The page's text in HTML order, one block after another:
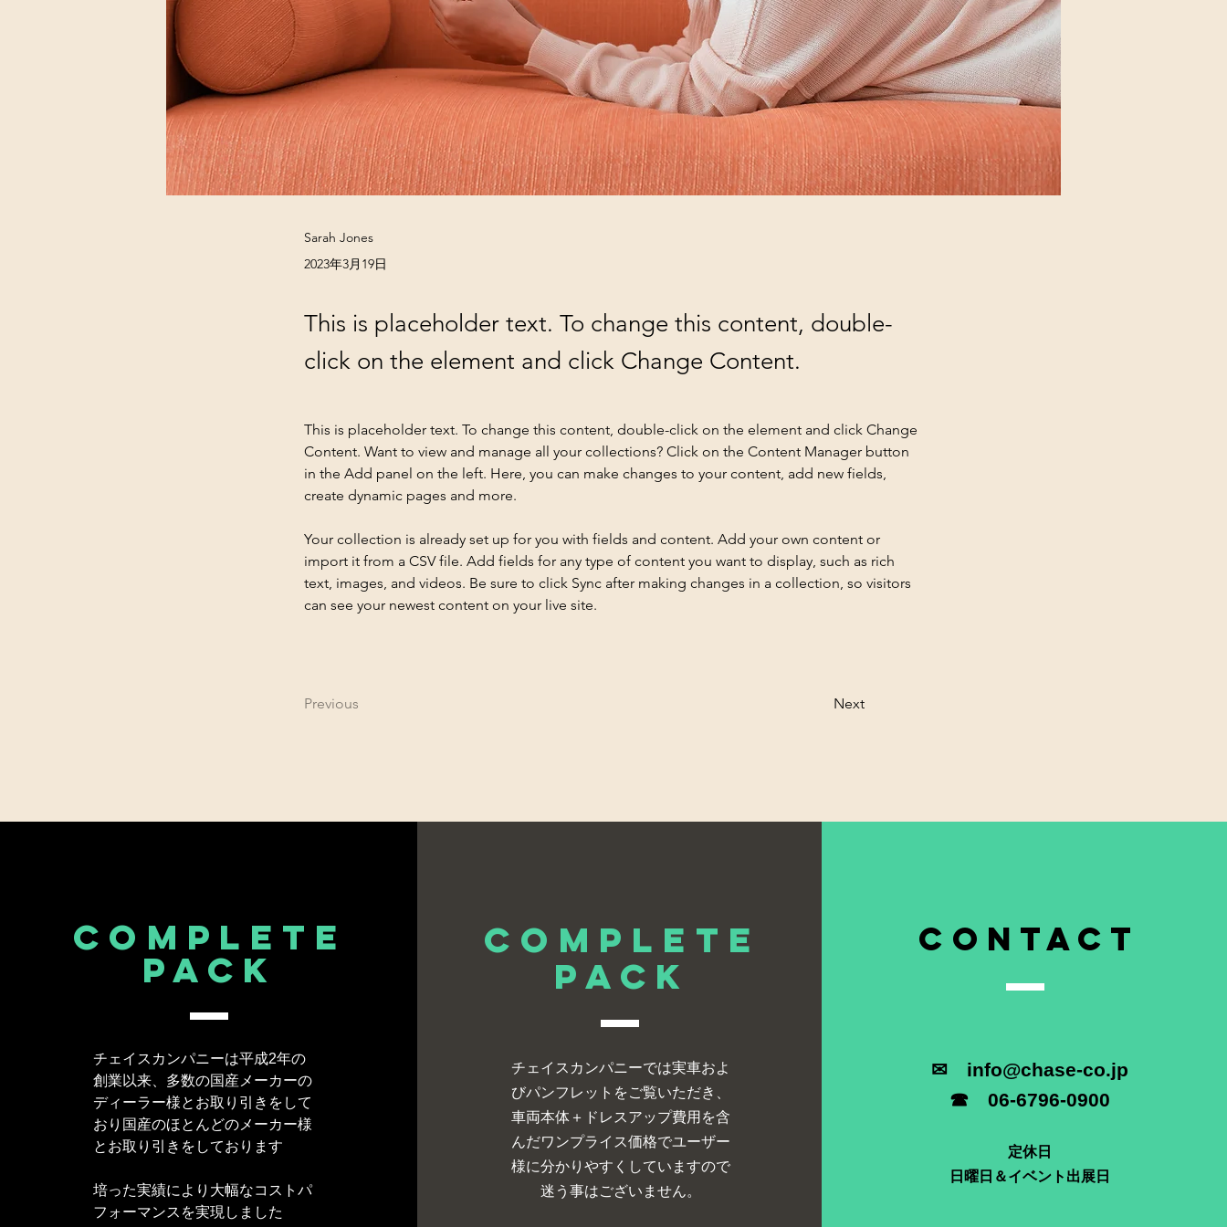
Sarah Jones
2023年3月19日
This is placeholder text. To change this content, double-
click on the element and click Change Content.
This is placeholder text. To change this content, double-click on the element and click Change
Content. Want to view and manage all your collections? Click on the Content Manager button
in the Add panel on the left. Here, you can make changes to your content, add new fields,
create dynamic pages and more.
Your collection is already set up for you with fields and content. Add your own content or
import it from a CSV file. Add fields for any type of content you want to display, such as rich
text, images, and videos. Be sure to click Sync after making changes in a collection, so visitors
can see your newest content on your live site.
Previous Next
complete
​PACK
チェイスカンパニーは平成2年の
創業以来、多数の国産メーカーの
ディーラー様とお取り引きをして
おり国産のほとんどのメーカー様
とお取り引きをしております
培った実績により大幅なコストパ
フォーマンスを実現しました
complete
PACK
チェイスカンパニーでは実車およ
びパンフレットをご覧いただき、
車両本体＋ドレスアップ費用を含
んだワンプライス価格でユーザー
様に分かりやすくしていますので
迷う事はございません。
contact
✉ info@chase-co.jp
☎ 06-6796-0900
定休日
日曜日＆イベント出展日